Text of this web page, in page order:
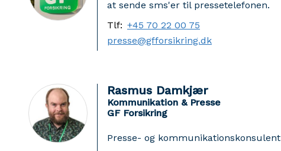
at sende sms'er til pressetelefonen.
Tlf: +45 70 22 00 75
presse@gfforsikring.dk
Rasmus Damkjær
Kommunikation & Presse
GF Forsikring
Presse- og kommunikationskonsulent